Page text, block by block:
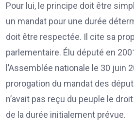
Pour lui, le principe doit être
un mandat pour une durée
doit être respectée. Il cite sa
parlementaire. Élu député en
l’Assemblée nationale le 30 juin
prorogation du mandat des
n’avait pas reçu du peuple le
de la durée initialement prévue.